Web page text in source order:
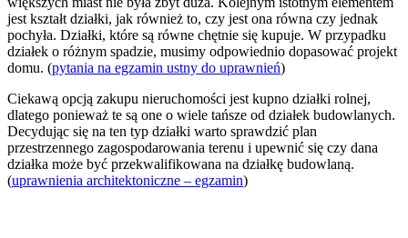
jest kształt działki, jak również to, czy jest ona równa czy jednak
pochyła. Działki, które są równe chętnie się kupuje. W przypadku
działek o różnym spadzie, musimy odpowiednio dopasować projekt
domu. (pytania na egzamin ustny do uprawnień)
Ciekawą opcją zakupu nieruchomości jest kupno działki rolnej,
dlatego ponieważ te są one o wiele tańsze od działek budowlanych.
Decydując się na ten typ działki warto sprawdzić plan
przestrzennego zagospodarowania terenu i upewnić się czy dana
działka może być przekwalifikowana na działkę budowlaną.
(uprawnienia architektoniczne – egzamin)